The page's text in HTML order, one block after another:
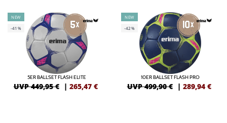
NEW
-41%
5ER BALLSET FLASH ELITE
UVP 449,95 € | 265,47 €
NEW
-42%
10ER BALLSET FLASH PRO
UVP 499,90 € | 289,94 €